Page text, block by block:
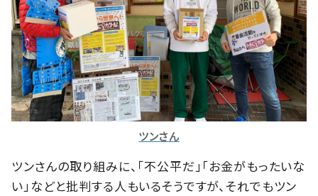
ツンさん
ツンさんの取り組みに、「不公平だ」「お金がもったいな
い」などと批判する人もいるそうですが、それでもツン